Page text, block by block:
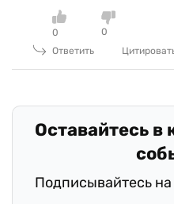
0
0
Ответить
Оставайтесь в
Подписывайтесь